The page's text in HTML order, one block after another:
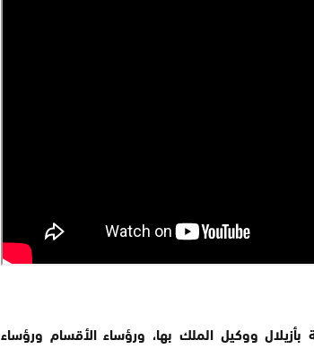
ووكيل الملك بها، ورؤساء الأقسام ورؤساء